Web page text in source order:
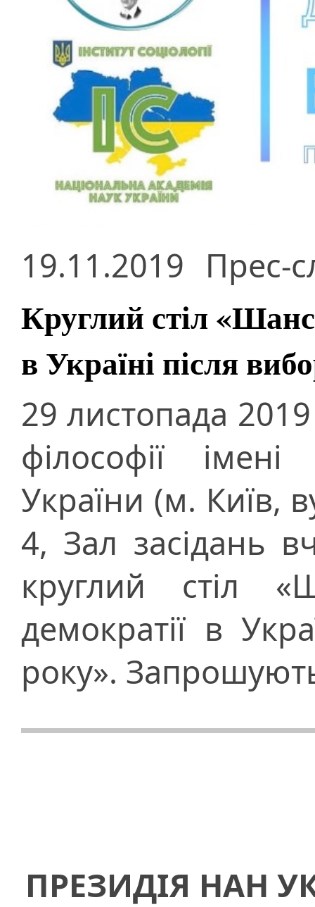
19.11.2019 Прес-
Круглий стіл
в Україні після
29 листопада
філософії
України (м. Київ,
4, Зал засідань
круглий стіл
демократії в
року».
ПРЕЗИДІЯ НАН